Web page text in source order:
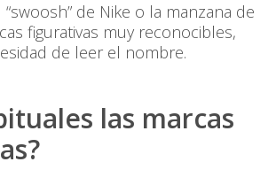
de Nike o la manzana de
figurativas muy reconocibles,
de leer el nombre.
las marcas